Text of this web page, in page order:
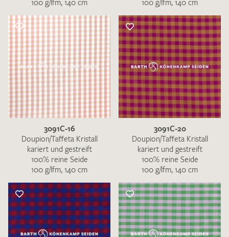
100 g/lfm, 140 cm 100 g/lfm, 140 cm
3091C-16
Doupion/Taffeta Kristall
kariert und gestreift
100% reine Seide
100 g/lfm, 140 cm
3091C-20
Doupion/Taffeta Kristall
kariert und gestreift
100% reine Seide
100 g/lfm, 140 cm